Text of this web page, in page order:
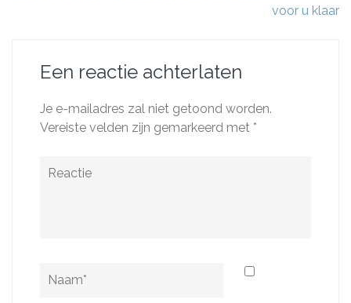
voor u klaar
Een reactie achterlaten
Je e-mailadres zal niet getoond worden.
Vereiste velden zijn gemarkeerd met *
Reactie
Naam